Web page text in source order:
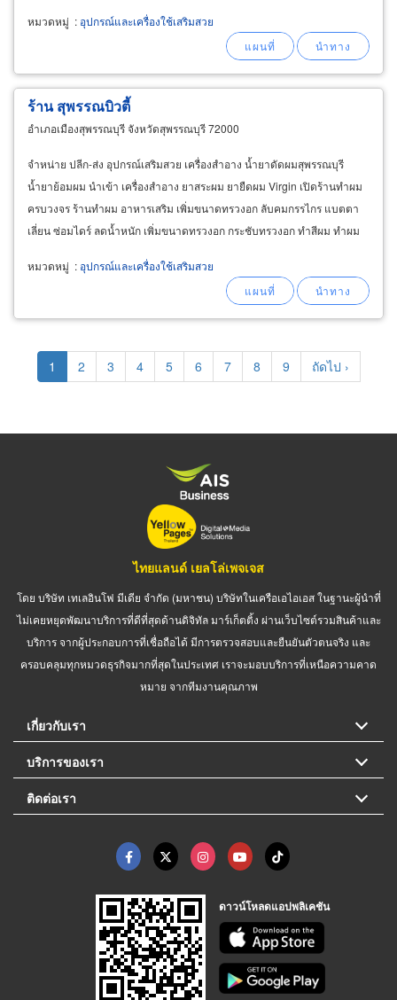
หมวดหมู่ : อุปกรณ์และเครื่องใช้เสริมสวย
ร้าน สุพรรณบิวตี้
อำเภอเมืองสุพรรณบุรี จังหวัดสุพรรณบุรี 72000
จำหน่าย ปลีก-ส่ง อุปกรณ์เสริมสวย เครื่องสำอาง น้ำยาดัดผมสุพรรณบุรี
น้ำยาย้อมผม นำเข้า เครื่องสำอาง ยาสระผม ยายืดผม Virgin เปิดร้านทำผม
ครบวงจร ร้านทำผม อาหารเสริม เพิ่มขนาดทรวงอก ลับคมกรรไกร แบตตา
เลี่ยน ซ่อมไดร์ ลดน้ำหนัก เพิ่มขนาดทรวงอก กระชับทรวงอก ทำสีผม ทำผม
หมวดหมู่ : อุปกรณ์และเครื่องใช้เสริมสวย
Pagination
Current
page
1 Page
2 Page
3 Page
4 Page
5 Page
6 Page
7 Page
8 Page
9
Next
page
ถัดไป ›
ไทยแลนด์ เยลโล่เพจเจส
โดย บริษัท เทเลอินโฟ มีเดีย จำกัด (มหาชน) บริษัทในเครือเอไอเอส ในฐานะผู้นำที่
ไม่เคยหยุดพัฒนาบริการที่ดีที่สุดด้านดิจิทัล มาร์เก็ตติ้ง ผ่านเว็บไซต์รวมสินค้าและ
บริการ จากผู้ประกอบการที่เชื่อถือได้ มีการตรวจสอบและยืนยันตัวตนจริง และ
ครอบคลุมทุกหมวดธุรกิจมากที่สุดในประเทศ เราจะมอบบริการที่เหนือความคาด
หมาย จากทีมงานคุณภาพ
เกี่ยวกับเรา
บริการของเรา
ติดต่อเรา
ดาวน์โหลดแอปพลิเคชัน